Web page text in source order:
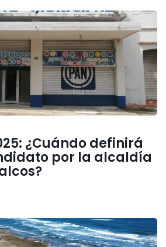
¿Cuándo definirá
por la alcaldía